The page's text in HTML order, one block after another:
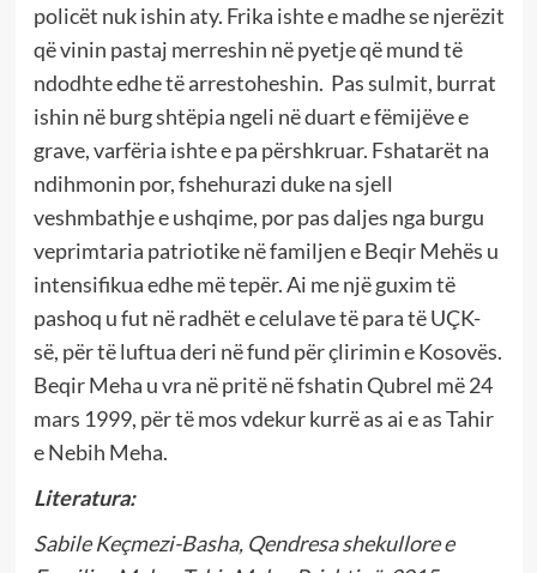
policët nuk ishin aty. Frika ishte e madhe se njerëzit
që vinin pastaj merreshin në pyetje që mund të
ndodhte edhe të arrestoheshin. Pas sulmit, burrat
ishin në burg shtëpia ngeli në duart e fëmijëve e
grave, varfëria ishte e pa përshkruar. Fshatarët na
ndihmonin por, fshehurazi duke na sjell
veshmbathje e ushqime, por pas daljes nga burgu
veprimtaria patriotike në familjen e Beqir Mehës u
intensifikua edhe më tepër. Ai me një guxim të
pashoq u fut në radhët e celulave të para të UÇK-
së, për të luftua deri në fund për çlirimin e Kosovës.
Beqir Meha u vra në pritë në fshatin Qubrel më 24
mars 1999, për të mos vdekur kurrë as ai e as Tahir
e Nebih Meha.
Literatura:
Sabile Keçmezi-Basha, Qendresa shekullore e